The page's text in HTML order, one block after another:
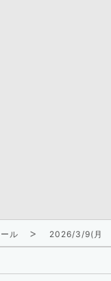
ル 2026/3/9(月)